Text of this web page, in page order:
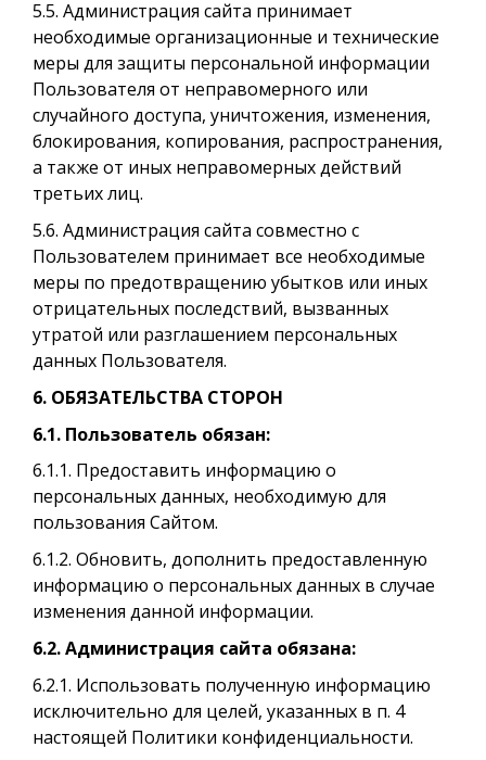
5.5. Администрация сайта принимает
необходимые организационные и технические
меры для защиты персональной информации
Пользователя от неправомерного или
случайного доступа, уничтожения, изменения,
блокирования, копирования, распространения,
а также от иных неправомерных действий
третьих лиц.
5.6. Администрация сайта совместно с
Пользователем принимает все необходимые
меры по предотвращению убытков или иных
отрицательных последствий, вызванных
утратой или разглашением персональных
данных Пользователя.
6. ОБЯЗАТЕЛЬСТВА СТОРОН
6.1. Пользователь обязан:
6.1.1. Предоставить информацию о
персональных данных, необходимую для
пользования Сайтом.
6.1.2. Обновить, дополнить предоставленную
информацию о персональных данных в случае
изменения данной информации.
6.2. Администрация сайта обязана:
6.2.1. Использовать полученную информацию
исключительно для целей, указанных в п. 4
настоящей Политики конфиденциальности.